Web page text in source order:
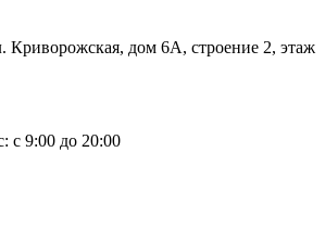
Криворожская, дом 6А, строение 2, этаж
с 9:00 до 20:00